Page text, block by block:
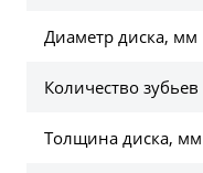
Диаметр диска, мм
Количество зубьев
Толщина диска, мм